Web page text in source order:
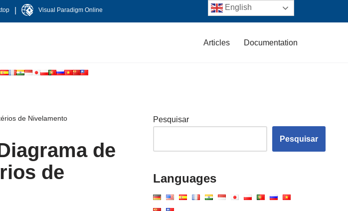
Visual Paradigm Online
Articles Documentation
de Nivelamento
de
de
Pesquisar
Pesquisar
Languages
English